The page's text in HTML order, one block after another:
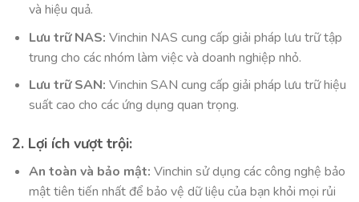
và hiệu quả.
Lưu trữ NAS: Vinchin NAS cung cấp giải pháp lưu trữ tập
trung cho các nhóm làm việc và doanh nghiệp nhỏ.
Lưu trữ SAN: Vinchin SAN cung cấp giải pháp lưu trữ hiệu
suất cao cho các ứng dụng quan trọng.
2. Lợi ích vượt trội:
An toàn và bảo mật: Vinchin sử dụng các công nghệ bảo
mật tiên tiến nhất để bảo vệ dữ liệu của bạn khỏi mọi rủi